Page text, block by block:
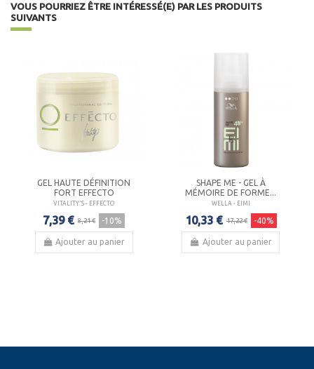
VOUS POURRIEZ ÊTRE INTÉRESSÉ(E) PAR LES PRODUITS
SUIVANTS
GEL HAUTE DÉFINITION
FORT EFFECTO
VITALITY'S - EFFECTO
7,39 € 8,21 € -10%
Ajouter au panier
SHAPE ME - GEL À
MÉMOIRE DE FORME...
WELLA - EIMI
10,33 € 17,22 € -40%
Ajouter au panier